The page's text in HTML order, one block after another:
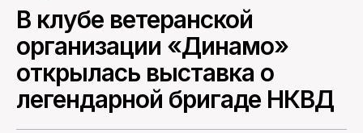
В клубе ветеранской
организации «Динамо»
открылась выставка о
легендарной бригаде НКВД